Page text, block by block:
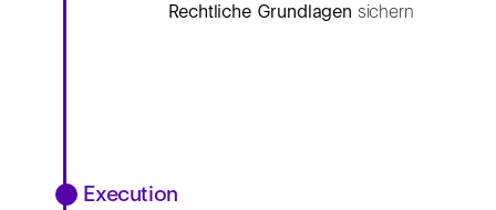
Rechtliche Grundlagen sichern
Execution